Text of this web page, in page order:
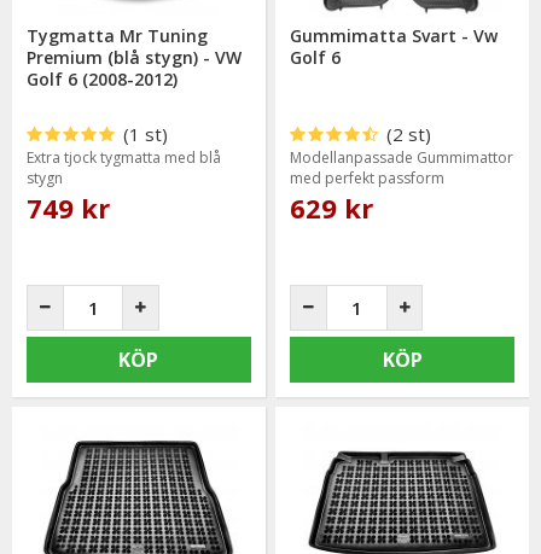
Tygmatta Mr Tuning
Premium (blå stygn) - VW
Golf 6 (2008-2012)
(1 st)
Extra tjock tygmatta med blå
stygn
749 kr
KÖP
Gummimatta Svart - Vw
Golf 6
(2 st)
Modellanpassade Gummimattor
med perfekt passform
629 kr
KÖP